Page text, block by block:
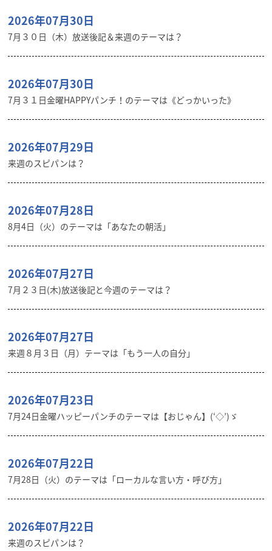
2026年07月30日
7月３０日（木）放送後記＆来週のテーマは？
2026年07月30日
7月３１日金曜HAPPYパンチ！のテーマは《どっかいった》
2026年07月29日
来週のスピパンは？
2026年07月28日
8月4日（火）のテーマは「あなたの朝活」
2026年07月27日
7月２３日(木)放送後記と今週のテーマは？
2026年07月27日
来週８月３日（月）テーマは「もう一人の自分」
2026年07月23日
7月24日金曜ハッピーパンチのテーマは【おじゃん】(‘◇’)ゞ
2026年07月22日
7月28日（火）のテーマは「ローカルな言い方・呼び方」
2026年07月22日
来週のスピパンは？